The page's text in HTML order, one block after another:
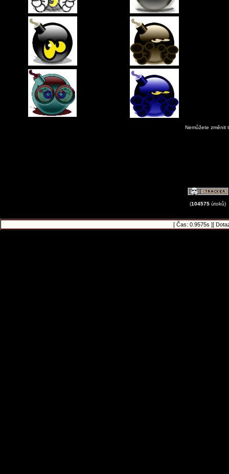
Nemůžete změnit
(104575 útoků)
[ Čas: 0.9575s ][